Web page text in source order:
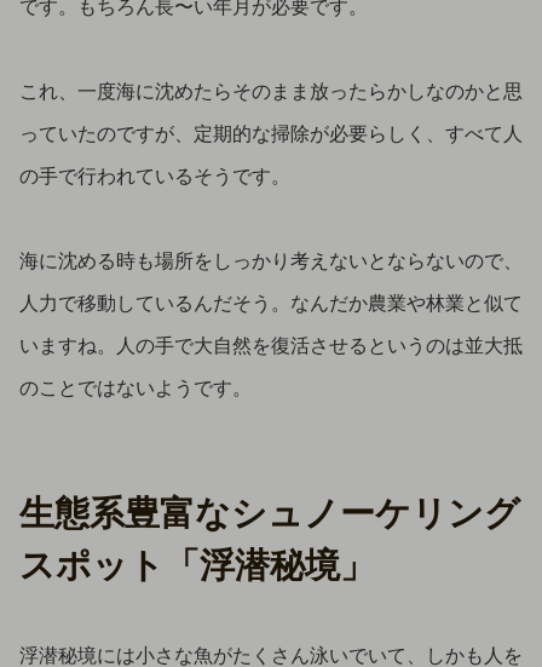
これ、一度海に沈めたらそのまま放ったらかしなのかと思
っていたのですが、定期的な掃除が必要らしく、すべて人
の手で行われているそうです。
海に沈める時も場所をしっかり考えないとならないので、
人力で移動しているんだそう。なんだか農業や林業と似て
いますね。人の手で大自然を復活させるというのは並大抵
のことではないようです。
生態系豊富なシュノーケリング
スポット「浮潜秘境」
浮潜秘境には小さな魚がたくさん泳いでいて、しかも人を